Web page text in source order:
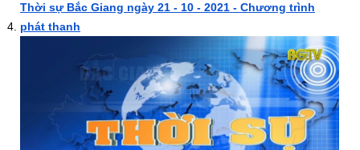
Thời sự Bắc Giang ngày 21 - 10 - 2021 - Chương trình
phát thanh